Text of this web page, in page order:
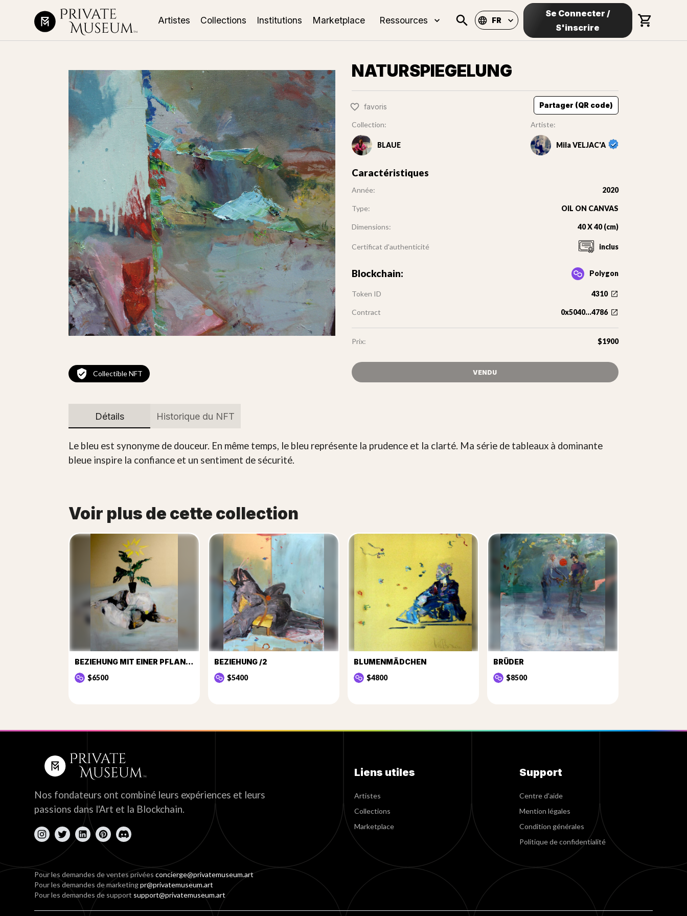
Artistes Collections Institutions Marketplace Ressources FR
Se Connecter /
S'inscrire
Collectible NFT
NATURSPIEGELUNG
favoris Partager (QR code)
Collection:
BLAUE
Artiste:
Mila VELJAC'A
Caractéristiques
Année: 2020
Type: OIL ON CANVAS
Dimensions: 40 X 40 (cm)
Certificat d'authenticité inclus
Blockchain: Polygon
Token ID 4310
Contract 0x5040...4786
Prix: $1900
VENDU
Détails Historique du NFT
Le bleu est synonyme de douceur. En même temps, le bleu représente la prudence et la clarté. Ma série de tableaux à dominante
bleue inspire la confiance et un sentiment de sécurité.
Voir plus de cette collection
BEZIEHUNG MIT EINER PFLANZE
$6500
BEZIEHUNG /2
$5400
BLUMENMÄDCHEN
$4800
BRÜDER
$8500
Nos fondateurs ont combiné leurs expériences et leurs
passions dans l'Art et la Blockchain.
Liens utiles
Artistes
Collections
Marketplace
Support
Centre d'aide
Mention légales
Condition générales
Politique de confidentialité
Pour les demandes de ventes privéesconcierge@privatemuseum.art
Pour les demandes de marketingpr@privatemuseum.art
Pour les demandes de support support@privatemuseum.art